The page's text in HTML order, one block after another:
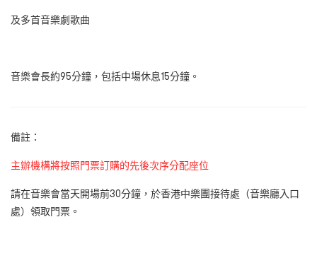
及多首音樂劇歌曲
音樂會長約95分鐘，包括中場休息15分鐘。
備註：
主辦機構將按照門票訂購的先後次序分配座位
請在音樂會當天開場前30分鐘，於香港中樂團接待處（音樂廳入口
處）領取門票。